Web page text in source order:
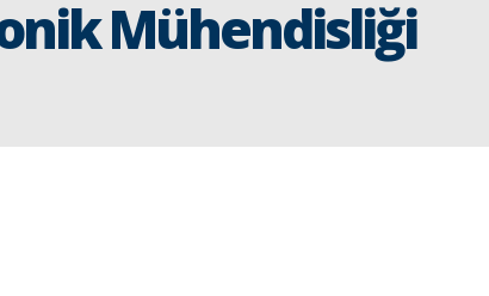
Mühendisliği